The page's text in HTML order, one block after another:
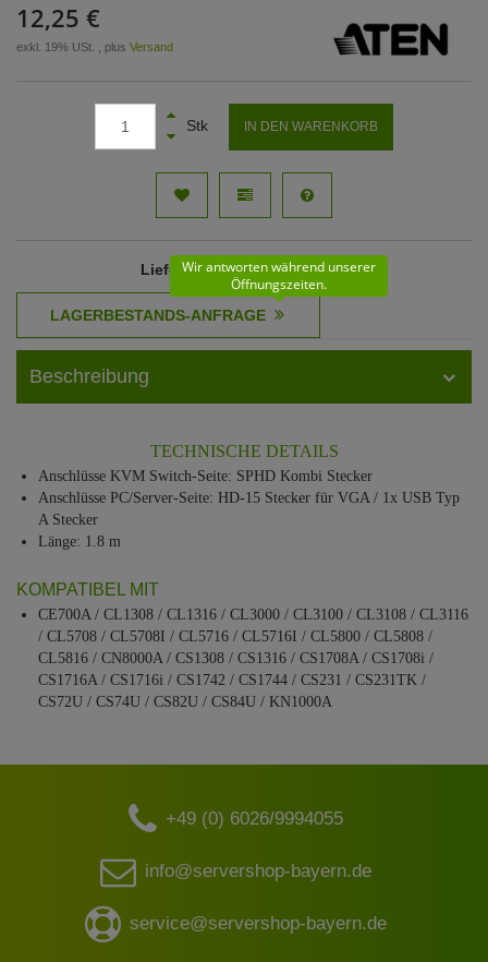
12,25 €
exkl. 19% USt. , plus Versand
Stk IN DEN WARENKORB
Lieferzeit: 11 - 12 Werktage
Wir antworten während unserer
Öffnungszeiten.
Beschreibung
TECHNISCHE DETAILS
Anschlüsse KVM Switch-Seite: SPHD Kombi Stecker
Anschlüsse PC/Server-Seite: HD-15 Stecker für VGA / 1x USB Typ
A Stecker
Länge: 1.8 m
KOMPATIBEL MIT
CE700A / CL1308 / CL1316 / CL3000 / CL3100 / CL3108 / CL3116
/ CL5708 / CL5708I / CL5716 / CL5716I / CL5800 / CL5808 /
CL5816 / CN8000A / CS1308 / CS1316 / CS1708A / CS1708i /
CS1716A / CS1716i / CS1742 / CS1744 / CS231 / CS231TK /
CS72U / CS74U / CS82U / CS84U / KN1000A
+49 (0) 6026/9994055
info@servershop-bayern.de
service@servershop-bayern.de